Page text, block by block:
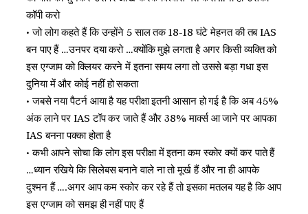
कॉपी करो
• जो लोग कहते हैं कि उन्होंने 5 साल तक 18-18 घंटे मेहनत की तब IAS
बन पाए हैं …उनपर दया करो …क्योंकि मुझे लगता है अगर किसी व्यक्ति को
इस एग्जाम को क्लियर करने में इतना समय लगा तो उससे बड़ा गधा इस
दुनिया में और कोई नहीं हो सकता
• जबसे नया पैटर्न आया है यह परीक्षा इतनी आसान हो गई है कि अब 45%
अंक लाने पर IAS टॉप कर जाते हैं और 38% मार्क्स आ जाने पर आपका
IAS बनना पक्का होता है
• कभी आपने सोचा कि लोग इस परीक्षा में इतना कम स्कोर क्यों कर पाते हैं
…ध्यान रखिये कि सिलेबस बनाने वाले ना तो मूर्ख हैं और ना ही आपके
दुश्मन हैं ….अगर आप कम स्कोर कर रहे हैं तो इसका मतलब यह है कि आप
इस एग्जाम को समझ ही नहीं पाए हैं